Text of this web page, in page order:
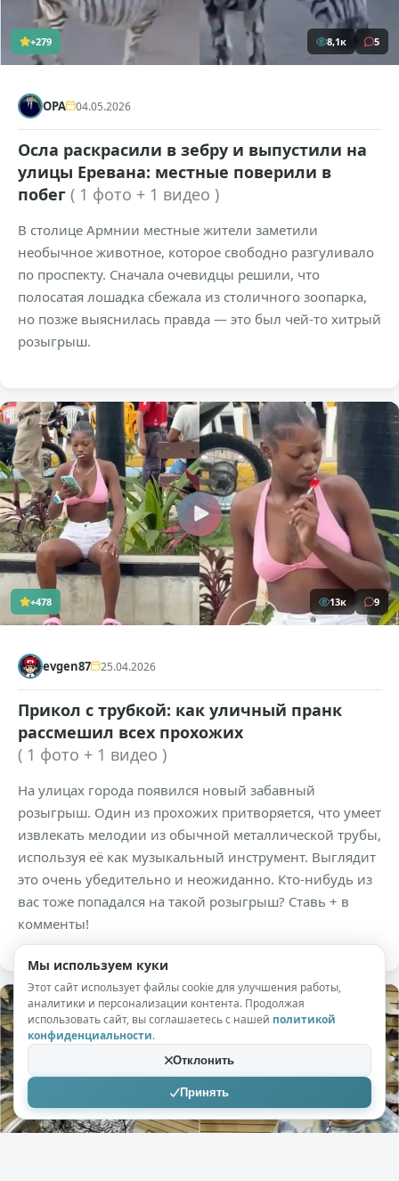
+279 8,1к 5
ОРА 04.05.2026
Осла раскрасили в зебру и выпустили на
улицы Еревана: местные поверили в
побег ( 1 фото + 1 видео )
В столице Армнии местные жители заметили
необычное животное, которое свободно разгуливало
по проспекту. Сначала очевидцы решили, что
полосатая лошадка сбежала из столичного зоопарка,
но позже выяснилась правда — это был чей-то хитрый
розыгрыш.
+478 13к 9
evgen87 25.04.2026
Прикол с трубкой: как уличный пранк
рассмешил всех прохожих
( 1 фото + 1 видео )
На улицах города появился новый забавный
розыгрыш. Один из прохожих притворяется, что умеет
извлекать мелодии из обычной металлической трубы,
используя её как музыкальный инструмент. Выглядит
это очень убедительно и неожиданно. Кто-нибудь из
вас тоже попадался на такой розыгрыш? Ставь + в
комменты!
Мы используем куки
Этот сайт использует файлы cookie для улучшения работы,
аналитики и персонализации контента. Продолжая
использовать сайт, вы соглашаетесь с нашей политикой
конфиденциальности.
Отклонить
Принять